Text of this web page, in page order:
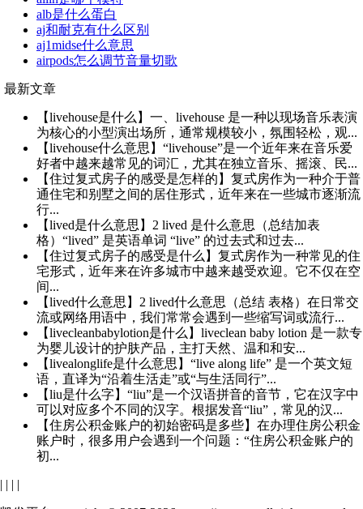
alb是什么蛋白
aj和耐克有什么区别
aj1midse什么意思
airpods怎么调节音量切歌
最新文章
【livehouse是什么】一、livehouse 是一种以现场音乐表演
为核心的小型演出场所，通常规模较小，氛围轻松，观...
【livehouse什么意思】“livehouse”是一个近年来在音乐爱
好者中越来越常见的词汇，尤其在独立音乐、摇滚、民...
【住过复式房子的感受是怎样的】复式房作为一种介于普
通住宅和别墅之间的居住形式，近年来在一些城市逐渐流
行...
【lived是什么意思】2 lived 是什么意思（总结加表
格）“lived” 是英语单词 “live” 的过去式和过去...
【住过复式房子的感受是什么】复式房作为一种常见的住
宅形式，近年来在许多城市中越来越受欢迎。它不仅在空
间...
【lived什么意思】2 lived什么意思（总结 表格）在日常交
流或网络用语中，我们常常会遇到一些缩写词或流行...
【livecleanbabylotion是什么】liveclean baby lotion 是一款专
为婴儿设计的护肤产品，主打天然、温和和安...
【livealonglife是什么意思】“live along life” 是一个英文短
语，直译为“沿着生活走”或“与生活同行”...
【liu是什么字】“liu”是一个汉语拼音的音节，它在汉字中
可以对应多个不同的汉字。根据发音“liu”，常见的汉...
【住房公积金账户的初始密码是多些】在办理住房公积金
账户时，很多用户会遇到一个问题：“住房公积金账户的
初...
| | | |